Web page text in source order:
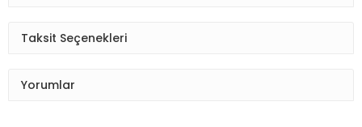
Taksit Seçenekleri
Yorumlar